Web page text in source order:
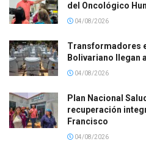
del Oncológico
04/08/2026
Transformadores
Bolivariano llegan
04/08/2026
Plan Nacional
recuperación
Francisco
04/08/2026